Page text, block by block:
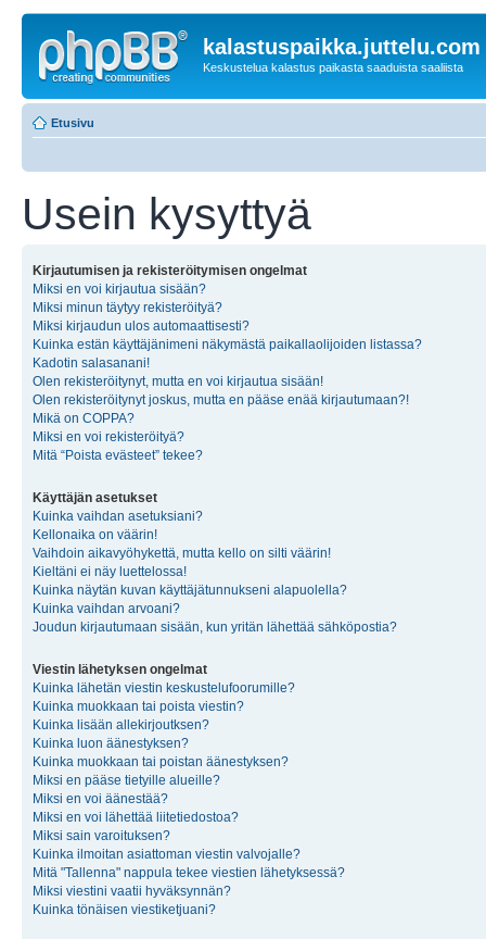
kalastuspaikka.juttelu.com
Keskustelua kalastus paikasta saaduista saaliista
Etusivu
Usein kysyttyä
Kirjautumisen ja rekisteröitymisen ongelmat
Miksi en voi kirjautua sisään?
Miksi minun täytyy rekisteröityä?
Miksi kirjaudun ulos automaattisesti?
Kuinka estän käyttäjänimeni näkymästä paikallaolijoiden listassa?
Kadotin salasanani!
Olen rekisteröitynyt, mutta en voi kirjautua sisään!
Olen rekisteröitynyt joskus, mutta en pääse enää kirjautumaan?!
Mikä on COPPA?
Miksi en voi rekisteröityä?
Mitä “Poista evästeet” tekee?
Käyttäjän asetukset
Kuinka vaihdan asetuksiani?
Kellonaika on väärin!
Vaihdoin aikavyöhykettä, mutta kello on silti väärin!
Kieltäni ei näy luettelossa!
Kuinka näytän kuvan käyttäjätunnukseni alapuolella?
Kuinka vaihdan arvoani?
Joudun kirjautumaan sisään, kun yritän lähettää sähköpostia?
Viestin lähetyksen ongelmat
Kuinka lähetän viestin keskustelufoorumille?
Kuinka muokkaan tai poista viestin?
Kuinka lisään allekirjoutksen?
Kuinka luon äänestyksen?
Kuinka muokkaan tai poistan äänestyksen?
Miksi en pääse tietyille alueille?
Miksi en voi äänestää?
Miksi en voi lähettää liitetiedostoa?
Miksi sain varoituksen?
Kuinka ilmoitan asiattoman viestin valvojalle?
Mitä "Tallenna" nappula tekee viestien lähetyksessä?
Miksi viestini vaatii hyväksynnän?
Kuinka tönäisen viestiketjuani?